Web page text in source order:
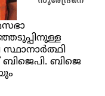
സ്ഥാനാര്‍ത്ഥി
ബിജെ